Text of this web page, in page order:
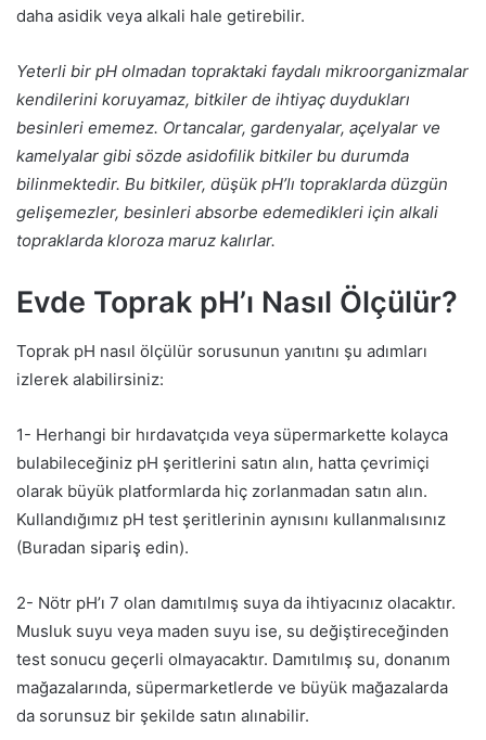
daha asidik veya alkali hale getirebilir.
Yeterli bir pH olmadan topraktaki faydalı mikroorganizmalar
kendilerini koruyamaz, bitkiler de ihtiyaç duydukları
besinleri ememez. Ortancalar, gardenyalar, açelyalar ve
kamelyalar gibi sözde asidofilik bitkiler bu durumda
bilinmektedir. Bu bitkiler, düşük pH’lı topraklarda düzgün
gelişemezler, besinleri absorbe edemedikleri için alkali
topraklarda kloroza maruz kalırlar.
Evde Toprak pH’ı Nasıl Ölçülür?
Toprak pH nasıl ölçülür sorusunun yanıtını şu adımları
izlerek alabilirsiniz:
1- Herhangi bir hırdavatçıda veya süpermarkette kolayca
bulabileceğiniz pH şeritlerini satın alın, hatta çevrimiçi
olarak büyük platformlarda hiç zorlanmadan satın alın.
Kullandığımız pH test şeritlerinin aynısını kullanmalısınız
(Buradan sipariş edin).
2- Nötr pH’ı 7 olan damıtılmış suya da ihtiyacınız olacaktır.
Musluk suyu veya maden suyu ise, su değiştireceğinden
test sonucu geçerli olmayacaktır. Damıtılmış su, donanım
mağazalarında, süpermarketlerde ve büyük mağazalarda
da sorunsuz bir şekilde satın alınabilir.